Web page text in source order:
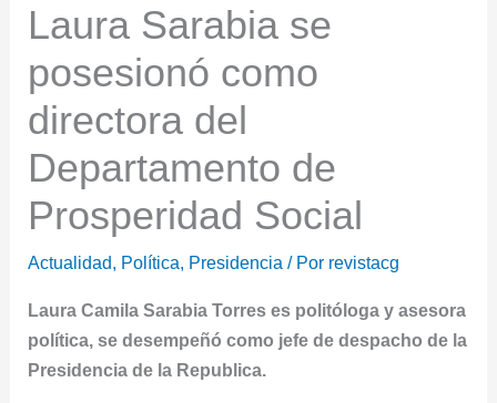
Laura Sarabia se
posesionó como
directora del
Departamento de
Prosperidad Social
Actualidad, Política, Presidencia / Por revistacg
Laura Camila Sarabia Torres es politóloga y asesora
política, se desempeñó como jefe de despacho de la
Presidencia de la Republica.